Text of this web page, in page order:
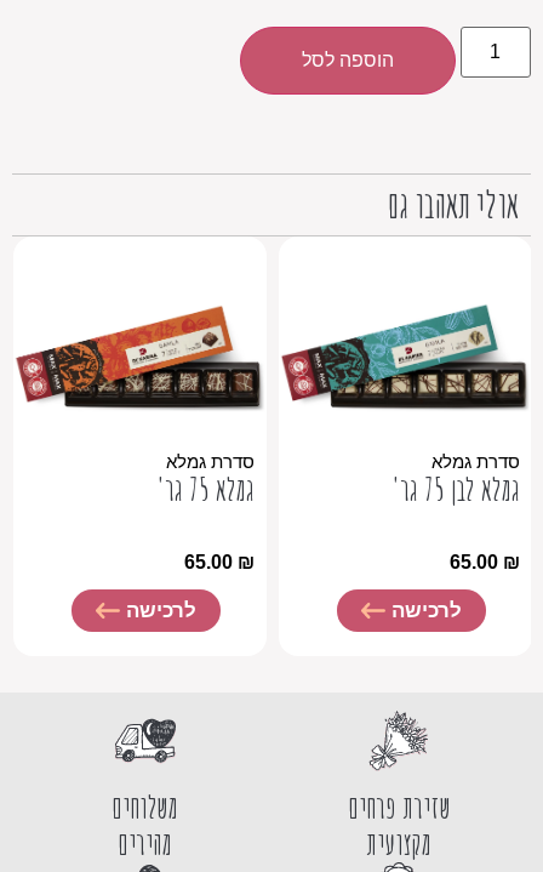
הוספה לסל
אולי תאהבו גם
סדרת גמלא
גמלא לבן 75 גר'
65.00 ₪
לרכישה
סדרת גמלא
גמלא 75 גר'
65.00 ₪
לרכישה
שזירת פרחים
מקצועית
משלוחים
מהירים